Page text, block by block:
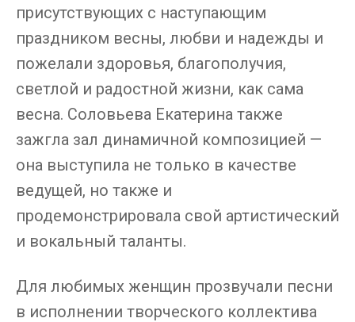
присутствующих с наступающим
праздником весны, любви и надежды и
пожелали здоровья, благополучия,
светлой и радостной жизни, как сама
весна. Соловьева Екатерина также
зажгла зал динамичной композицией —
она выступила не только в качестве
ведущей, но также и
продемонстрировала свой артистический
и вокальный таланты.
Для любимых женщин прозвучали песни
в исполнении творческого коллектива